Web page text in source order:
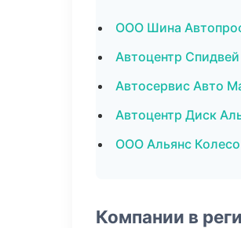
ООО Шина
Автоцентр
Автосервис Авто
Автоцентр Диск
ООО Альянс
Компании в